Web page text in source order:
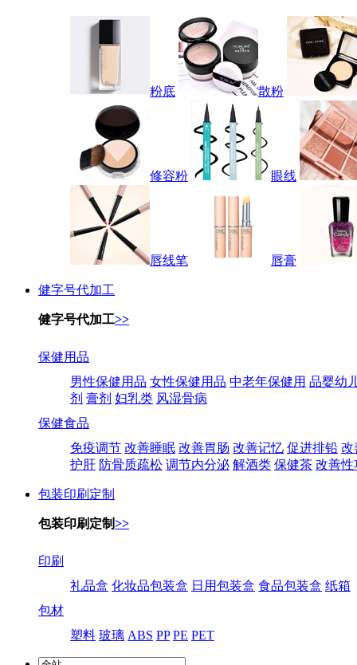
粉底 散粉
修容粉 眼线
唇线笔 唇膏
健字号代加工
健字号代加工>>
保健用品
男性保健用品 女性保健用品 中老年保健用 品婴幼
剂 膏剂 妇乳类 风湿骨病
保健食品
免疫调节 改善睡眠 改善胃肠 改善记忆 促进排铅 改
护肝 防骨质疏松 调节内分泌 解酒类 保健茶 改善性
包装印刷定制
包装印刷定制>>
印刷
礼品盒 化妆品包装盒 日用包装盒 食品包装盒 纸箱
包材
塑料 玻璃 ABS PP PE PET